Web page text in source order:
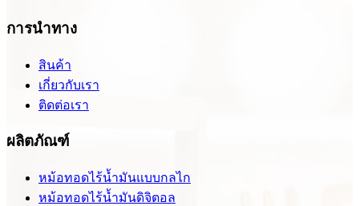
การนำทาง
สินค้า
เกี่ยวกับเรา
ติดต่อเรา
ผลิตภัณฑ์
หม้อทอดไร้น้ำมันแบบกลไก
หม้อทอดไร้น้ำมันดิจิตอล